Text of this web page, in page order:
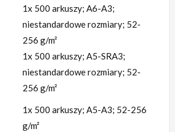
1x 500 arkuszy; A6-A3;
niestandardowe rozmiary; 52-
256 g/m²
1x 500 arkuszy; A5-SRA3;
niestandardowe rozmiary; 52-
256 g/m²
1x 500 arkuszy; A5-A3; 52-256
g/m²